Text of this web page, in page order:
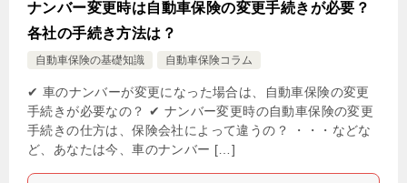
ナンバー変更時は自動車保険の変更手続きが必要？
各社の手続き方法は？
自動車保険の基礎知識 自動車保険コラム
✔ 車のナンバーが変更になった場合は、自動車保険の変更
手続きが必要なの？ ✔ ナンバー変更時の自動車保険の変更
手続きの仕方は、保険会社によって違うの？ ・・・などな
ど、あなたは今、車のナンバー […]